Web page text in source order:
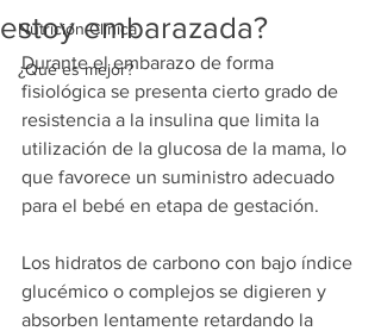
Nutrición Clínica
¿Qué es mejor?
estoy embarazada?
Durante el embarazo de forma
fisiológica se presenta cierto grado de
resistencia a la insulina que limita la
utilización de la glucosa de la mama, lo
que favorece un suministro adecuado
para el bebé en etapa de gestación.
Los hidratos de carbono con bajo índice
glucémico o complejos se digieren y
absorben lentamente retardando la